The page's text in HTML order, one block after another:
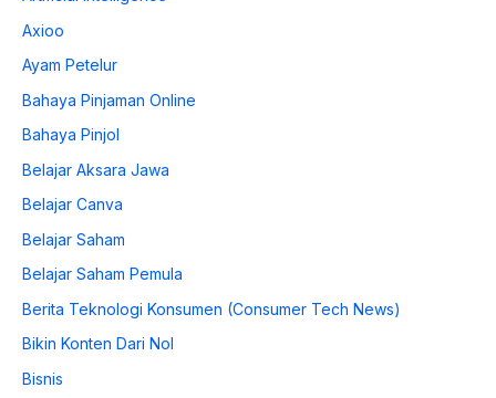
Axioo
Ayam Petelur
Bahaya Pinjaman Online
Bahaya Pinjol
Belajar Aksara Jawa
Belajar Canva
Belajar Saham
Belajar Saham Pemula
Berita Teknologi Konsumen (Consumer Tech News)
Bikin Konten Dari Nol
Bisnis